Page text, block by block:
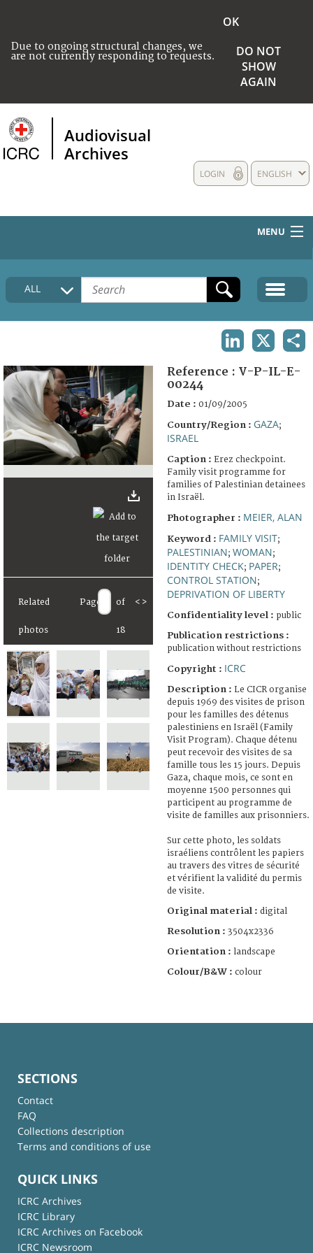
Due to ongoing structural changes, we
are not currently responding to requests.
OK
DO NOT
SHOW
AGAIN
Audiovisual
Archives
ENGLISH
LOGIN
MENU
HOME
COLLECTIONS DESCRIPTION
FAQ
ALL
Related
photos
Page of
18
< >
Reference : V-P-IL-E-
00244
Date : 01/09/2005
Country/Region : GAZA;
ISRAEL
Caption : Erez checkpoint.
Family visit programme for
families of Palestinian detainees
in Israël.
Photographer : MEIER, ALAN
Keyword : FAMILY VISIT;
PALESTINIAN; WOMAN;
IDENTITY CHECK; PAPER;
CONTROL STATION;
DEPRIVATION OF LIBERTY
Confidentiality level : public
Publication restrictions :
publication without restrictions
Copyright : ICRC
Description : Le CICR organise
depuis 1969 des visites de prison
pour les familles des détenus
palestiniens en Israël (Family
Visit Program). Chaque détenu
peut recevoir des visites de sa
famille tous les 15 jours. Depuis
Gaza, chaque mois, ce sont en
moyenne 1500 personnes qui
participent au programme de
visite de familles aux prisonniers.
Sur cette photo, les soldats
israéliens contrôlent les papiers
au travers des vitres de sécurité
et vérifient la validité du permis
de visite.
Original material : digital
Resolution : 3504x2336
Orientation : landscape
Colour/B&W : colour
SECTIONS
Contact
FAQ
Collections description
Terms and conditions of use
QUICK LINKS
ICRC Archives
ICRC Library
ICRC Archives on Facebook
ICRC Newsroom